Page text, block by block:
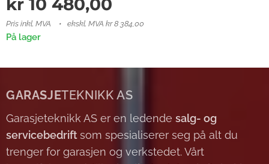
kr 10 480,00
Pris inkl. MVA ekskl. MVA kr 8 384,00
På lager
GARASJETEKNIKK AS
Garasjeteknikk AS er en ledende salg- og
servicebedriftsom spesialiserer seg på alt du
trenger for garasjen og verkstedet. Vårt